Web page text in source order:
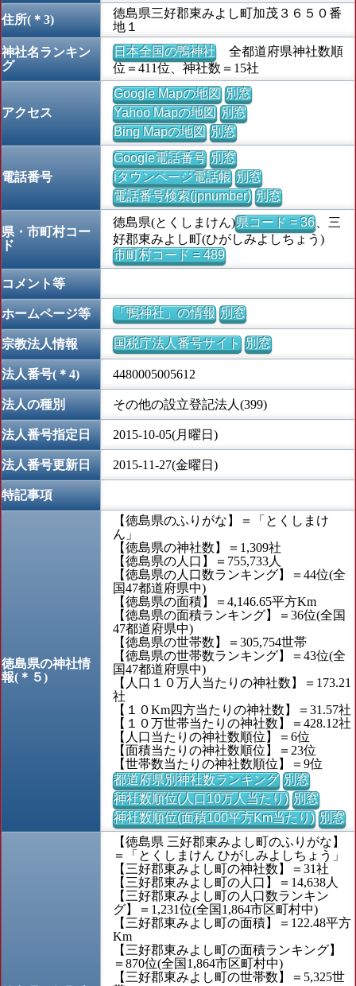
住所(＊3)
徳島県三好郡東みよし町加茂３６５０番
地１
神社名ランキン
グ
日本全国の鴨神社全都道府県神社数順
位＝411位、神社数＝15社
アクセス
Google Mapの地図 別窓
Yahoo Mapの地図 別窓
Bing Mapの地図 別窓
電話番号
Google電話番号 別窓
iタウンページ電話帳 別窓
電話番号検索(jpnumber) 別窓
県・市町村コー
ド
徳島県(とくしまけん)県コード = 36、三
好郡東みよし町(ひがしみよしちょう)
市町村コード = 489
コメント等
ホームページ等 「鴨神社」の情報 別窓
宗教法人情報 国税庁法人番号サイト 別窓
法人番号(＊4) 4480005005612
法人の種別 その他の設立登記法人(399)
法人番号指定日 2015-10-05(月曜日)
法人番号更新日 2015-11-27(金曜日)
特記事項
徳島県の神社情
報(＊５)
【徳島県のふりがな】＝「とくしまけ
ん」
【徳島県の神社数】＝1,309社
【徳島県の人口】＝755,733人
【徳島県の人口数ランキング】＝44位(全
国47都道府県中)
【徳島県の面積】＝4,146.65平方Km
【徳島県の面積ランキング】＝36位(全国
47都道府県中)
【徳島県の世帯数】＝305,754世帯
【徳島県の世帯数ランキング】＝43位(全
国47都道府県中)
【人口１０万人当たりの神社数】＝173.21
社
【１０Km四方当たりの神社数】＝31.57社
【１０万世帯当たりの神社数】＝428.12社
【人口当たりの神社数順位】＝6位
【面積当たりの神社数順位】＝23位
【世帯数当たりの神社数順位】＝9位
都道府県別神社数ランキング 別窓
神社数順位(人口10万人当たり) 別窓
神社数順位(面積100平方Km当たり) 別窓
【徳島県 三好郡東みよし町のふりがな】
＝「とくしまけん ひがしみよしちょう」
【三好郡東みよし町の神社数】＝31社
【三好郡東みよし町の人口】＝14,638人
【三好郡東みよし町の人口数ランキン
グ】＝1,231位(全国1,864市区町村中)
【三好郡東みよし町の面積】＝122.48平方
Km
【三好郡東みよし町の面積ランキング】
＝870位(全国1,864市区町村中)
【三好郡東みよし町の世帯数】＝5,325世